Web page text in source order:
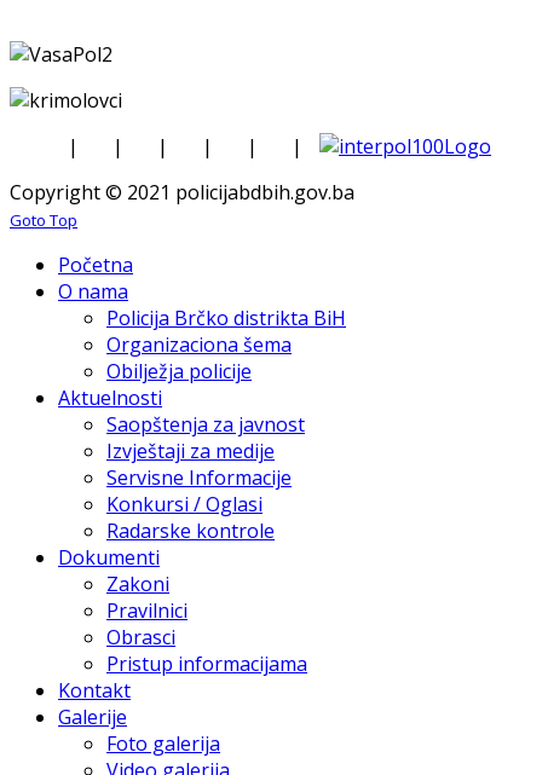
| | | | |
|
Copyright © 2021 policijabdbih.gov.ba
Goto Top
Početna
O nama
Policija Brčko distrikta BiH
Organizaciona šema
Obilježja policije
Aktuelnosti
Saopštenja za javnost
Izvještaji za medije
Servisne Informacije
Konkursi / Oglasi
Radarske kontrole
Dokumenti
Zakoni
Pravilnici
Obrasci
Pristup informacijama
Kontakt
Galerije
Foto galerija